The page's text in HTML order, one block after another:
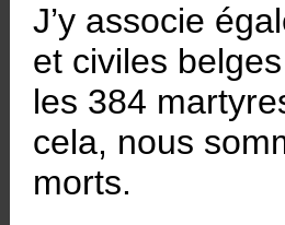
J’y associe
et civiles
les 384
cela, nous
morts.